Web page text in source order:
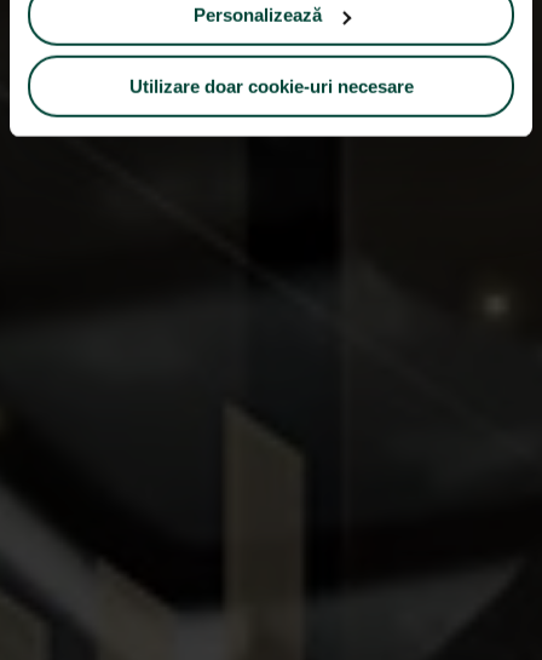
Personalizează
Utilizare doar cookie-uri necesare